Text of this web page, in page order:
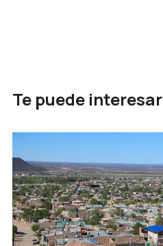
Te puede interesar